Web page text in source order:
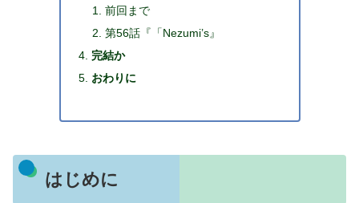
前回まで
第56話『「Nezumi’s』
完結か
おわりに
はじめに